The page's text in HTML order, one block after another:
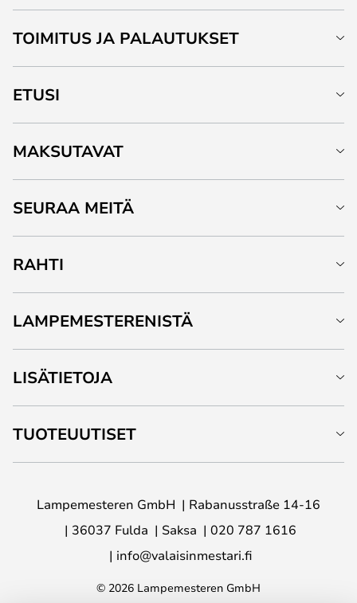
TOIMITUS JA PALAUTUKSET
ETUSI
MAKSUTAVAT
SEURAA MEITÄ
RAHTI
LAMPEMESTERENISTÄ
LISÄTIETOJA
TUOTEUUTISET
Lampemesteren GmbH
Rabanusstraße 14-16
36037 Fulda
Saksa
020 787 1616
info@valaisinmestari.fi
© 2026 Lampemesteren GmbH